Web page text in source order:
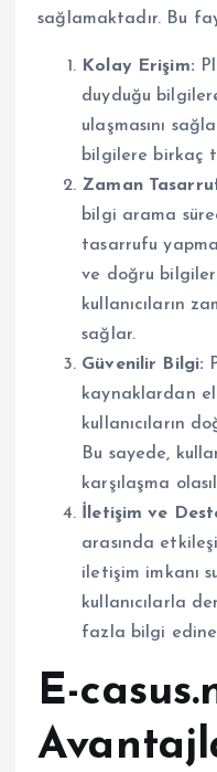
sağlamaktadır. Bu
Kolay Erişim:
duyduğu
ulaşmasını
bilgilere birkaç
Zaman
bilgi arama
tasarrufu
ve doğru
kullanıcıların
sağlar.
Güvenilir Bilgi:
kaynaklardan
kullanıcıların
Bu sayede,
karşılaşma
İletişim ve
arasında
iletişim imkanı
kullanıcılarla
fazla bilgi
E-